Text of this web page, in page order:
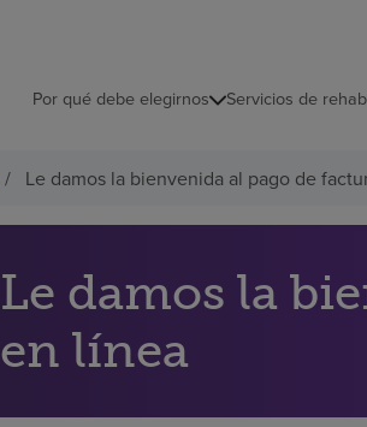
Por qué debe elegirnos Servicios de
/ Le damos la bienvenida al pago de
Le damos la
en línea